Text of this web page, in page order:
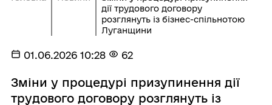
дії трудового договору
розглянуть із бізнес-спільнотою
Луганщини
01.06.2026 10:28 62
Зміни у процедурі призупинення дії
трудового договору розглянуть із